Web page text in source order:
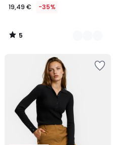
19,49 € -35%
5
/